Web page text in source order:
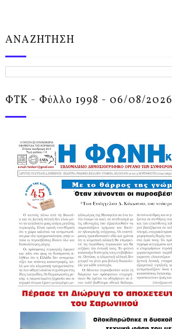
ΑΝΑΖΗΤΗΣΗ
ΦΤΚ - Φύλλο 1998 - 06/08/2026